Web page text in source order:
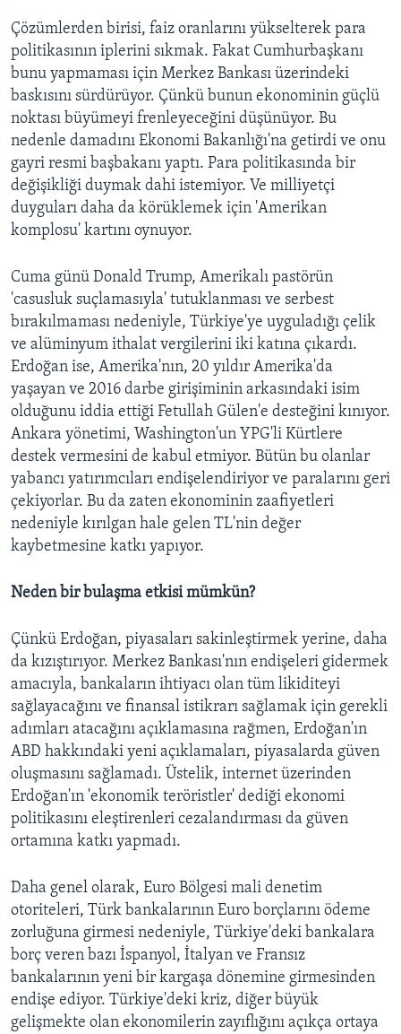
Çözümlerden birisi, faiz oranlarını yükselterek para
politikasının iplerini sıkmak. Fakat Cumhurbaşkanı
bunu yapmaması için Merkez Bankası üzerindeki
baskısını sürdürüyor. Çünkü bunun ekonominin güçlü
noktası büyümeyi frenleyeceğini düşünüyor. Bu
nedenle damadını Ekonomi Bakanlığı'na getirdi ve onu
gayri resmi başbakanı yaptı. Para politikasında bir
değişikliği duymak dahi istemiyor. Ve milliyetçi
duyguları daha da körüklemek için 'Amerikan
komplosu' kartını oynuyor.
Cuma günü Donald Trump, Amerikalı pastörün
'casusluk suçlamasıyla' tutuklanması ve serbest
bırakılmaması nedeniyle, Türkiye'ye uyguladığı çelik
ve alüminyum ithalat vergilerini iki katına çıkardı.
Erdoğan ise, Amerika'nın, 20 yıldır Amerika'da
yaşayan ve 2016 darbe girişiminin arkasındaki isim
olduğunu iddia ettiği Fetullah Gülen'e desteğini kınıyor.
Ankara yönetimi, Washington'un YPG'li Kürtlere
destek vermesini de kabul etmiyor. Bütün bu olanlar
yabancı yatırımcıları endişelendiriyor ve paralarını geri
çekiyorlar. Bu da zaten ekonominin zaafiyetleri
nedeniyle kırılgan hale gelen TL'nin değer
kaybetmesine katkı yapıyor.
Neden bir bulaşma etkisi mümkün?
Çünkü Erdoğan, piyasaları sakinleştirmek yerine, daha
da kızıştırıyor. Merkez Bankası'nın endişeleri gidermek
amacıyla, bankaların ihtiyacı olan tüm likiditeyi
sağlayacağını ve finansal istikrarı sağlamak için gerekli
adımları atacağını açıklamasına rağmen, Erdoğan'ın
ABD hakkındaki yeni açıklamaları, piyasalarda güven
oluşmasını sağlamadı. Üstelik, internet üzerinden
Erdoğan'ın 'ekonomik teröristler' dediği ekonomi
politikasını eleştirenleri cezalandırması da güven
ortamına katkı yapmadı.
Daha genel olarak, Euro Bölgesi mali denetim
otoriteleri, Türk bankalarının Euro borçlarını ödeme
zorluğuna girmesi nedeniyle, Türkiye'deki bankalara
borç veren bazı İspanyol, İtalyan ve Fransız
bankalarının yeni bir kargaşa dönemine girmesinden
endişe ediyor. Türkiye'deki kriz, diğer büyük
gelişmekte olan ekonomilerin zayıflığını açıkça ortaya